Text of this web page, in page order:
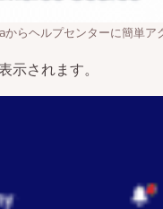
からヘルプセンターに簡単ア
示されます。